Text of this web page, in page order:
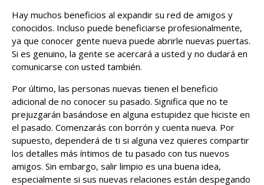
Hay muchos beneficios al expandir su red de amigos y
conocidos. Incluso puede beneficiarse profesionalmente,
ya que conocer gente nueva puede abrirle nuevas puertas.
Si es genuino, la gente se acercará a usted y no dudará en
comunicarse con usted también.
Por último, las personas nuevas tienen el beneficio
adicional de no conocer su pasado. Significa que no te
prejuzgarán basándose en alguna estupidez que hiciste en
el pasado. Comenzarás con borrón y cuenta nueva. Por
supuesto, dependerá de ti si alguna vez quieres compartir
los detalles más íntimos de tu pasado con tus nuevos
amigos. Sin embargo, salir limpio es una buena idea,
especialmente si sus nuevas relaciones están despegando